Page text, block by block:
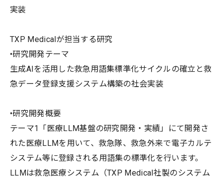
実装
TXP Medicalが担当する研究
•研究開発テーマ
生成AIを活用した救急用語集標準化サイクルの確立と救
急データ登録支援システム構築の社会実装
•研究開発概要
テーマ1「医療LLM基盤の研究開発・実績」にて開発さ
れた医療LLMを用いて、救急隊、救急外来で電子カルテ
システム等に登録される用語集の標準化を行います。
LLMは救急医療システム（TXP Medical社製のシステム